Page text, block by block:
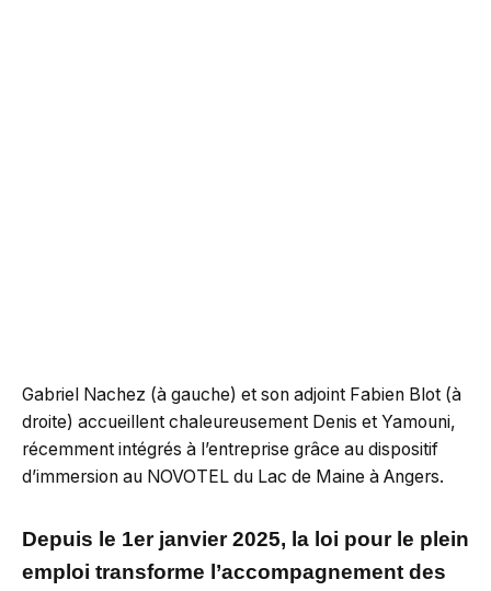
Gabriel Nachez (à gauche) et son adjoint Fabien Blot (à
droite) accueillent chaleureusement Denis et Yamouni,
récemment intégrés à l’entreprise grâce au dispositif
d’immersion au NOVOTEL du Lac de Maine à Angers.
Depuis le 1er janvier 2025, la loi pour le plein
emploi transforme l’accompagnement des